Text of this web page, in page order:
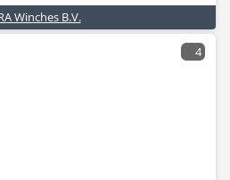
Winches B.V.
4